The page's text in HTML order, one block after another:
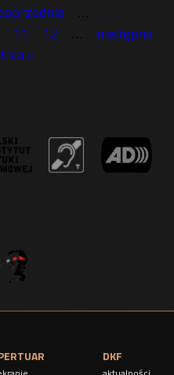
…
11 12 …
następna
»
DKF